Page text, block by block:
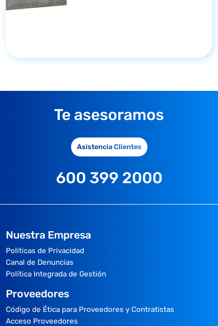
Te asesoramos
Asistencia Clientes
600 399 2000
Nuestra Empresa
Políticas de Privacidad
Canal de Denuncias
Política Integrada de Gestión
Proveedores
Código de Ética para Proveedores y Contratistas
Acceso Proveedores